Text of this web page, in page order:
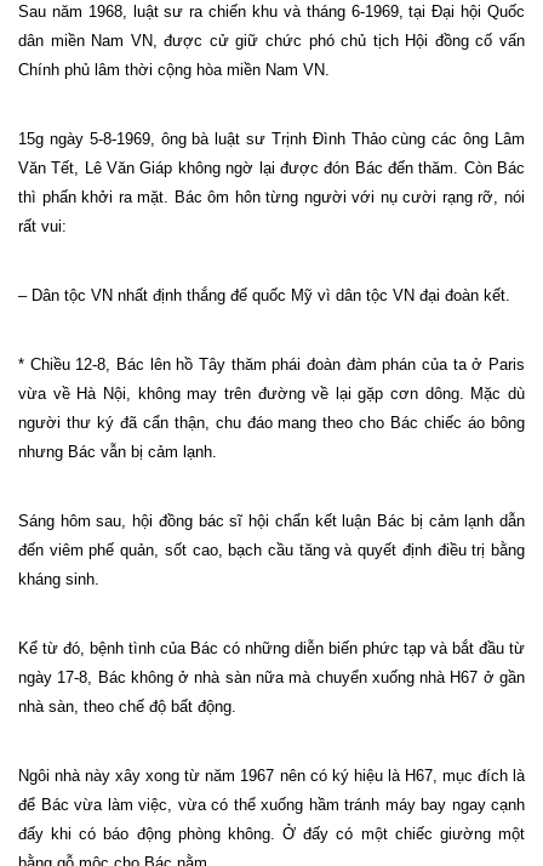
Sau năm 1968, luật sư ra chiến khu và tháng 6-1969, tại Đại hội Quốc
dân miền Nam VN, được cử giữ chức phó chủ tịch Hội đồng cố vấn
Chính phủ lâm thời cộng hòa miền Nam VN.
15g ngày 5-8-1969, ông bà luật sư Trịnh Đình Thảo cùng các ông Lâm
Văn Tết, Lê Văn Giáp không ngờ lại được đón Bác đến thăm. Còn Bác
thì phấn khởi ra mặt. Bác ôm hôn từng người với nụ cười rạng rỡ, nói
rất vui:
– Dân tộc VN nhất định thắng đế quốc Mỹ vì dân tộc VN đại đoàn kết.
* Chiều 12-8, Bác lên hồ Tây thăm phái đoàn đàm phán của ta ở Paris
vừa về Hà Nội, không may trên đường về lại gặp cơn dông. Mặc dù
người thư ký đã cẩn thận, chu đáo mang theo cho Bác chiếc áo bông
nhưng Bác vẫn bị cảm lạnh.
Sáng hôm sau, hội đồng bác sĩ hội chẩn kết luận Bác bị cảm lạnh dẫn
đến viêm phế quản, sốt cao, bạch cầu tăng và quyết định điều trị bằng
kháng sinh.
Kể từ đó, bệnh tình của Bác có những diễn biến phức tạp và bắt đầu từ
ngày 17-8, Bác không ở nhà sàn nữa mà chuyển xuống nhà H67 ở gần
nhà sàn, theo chế độ bất động.
Ngôi nhà này xây xong từ năm 1967 nên có ký hiệu là H67, mục đích là
để Bác vừa làm việc, vừa có thể xuống hầm tránh máy bay ngay cạnh
đấy khi có báo động phòng không. Ở đấy có một chiếc giường một